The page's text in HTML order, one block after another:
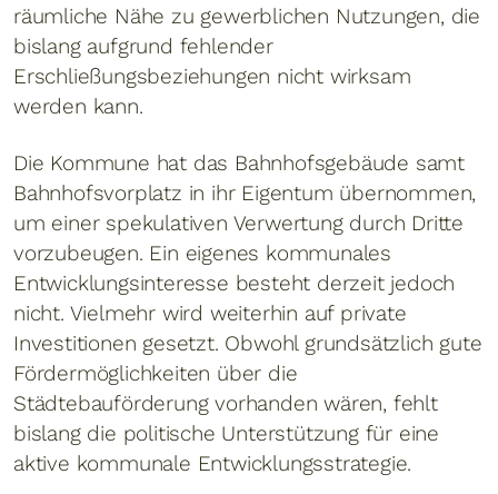
räumliche Nähe zu gewerblichen Nutzungen, die
bislang aufgrund fehlender
Erschließungsbeziehungen nicht wirksam
werden kann.
Die Kommune hat das Bahnhofsgebäude samt
Bahnhofsvorplatz in ihr Eigentum übernommen,
um einer spekulativen Verwertung durch Dritte
vorzubeugen. Ein eigenes kommunales
Entwicklungsinteresse besteht derzeit jedoch
nicht. Vielmehr wird weiterhin auf private
Investitionen gesetzt. Obwohl grundsätzlich gute
Fördermöglichkeiten über die
Städtebauförderung vorhanden wären, fehlt
bislang die politische Unterstützung für eine
aktive kommunale Entwicklungsstrategie.